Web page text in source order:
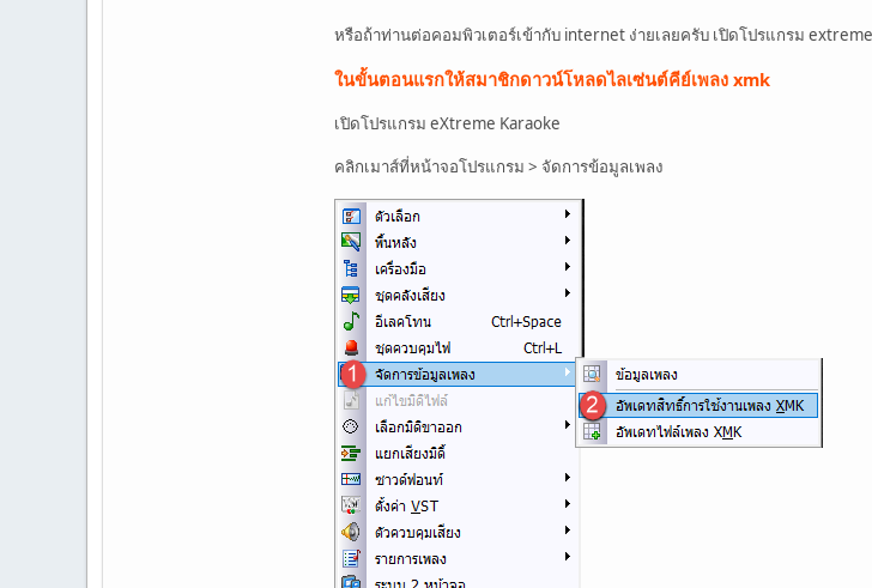
หรือถ้าท่านต่อคอมพิวเตอร์เข้ากับ internet ง่ายเลยครับ เปิดโปรแกรม
ในขั้นตอนแรกให้สมาชิกดาวน์โหลดไลเซ่นต์คีย์เพลง xmk
เปิดโปรแกรม eXtreme Karaoke
คลิกเมาส์ที่หน้าจอโปรแกรม > จัดการข้อมูลเพลง